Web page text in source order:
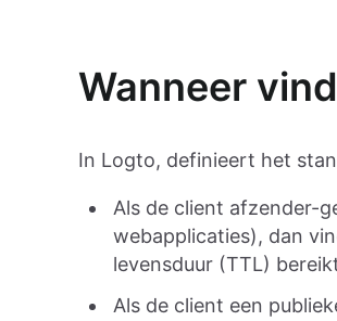
Wanneer
In Logto, definieert het
Als de client afzender-
webapplicaties), dan
levensduur (TTL)
Als de client een